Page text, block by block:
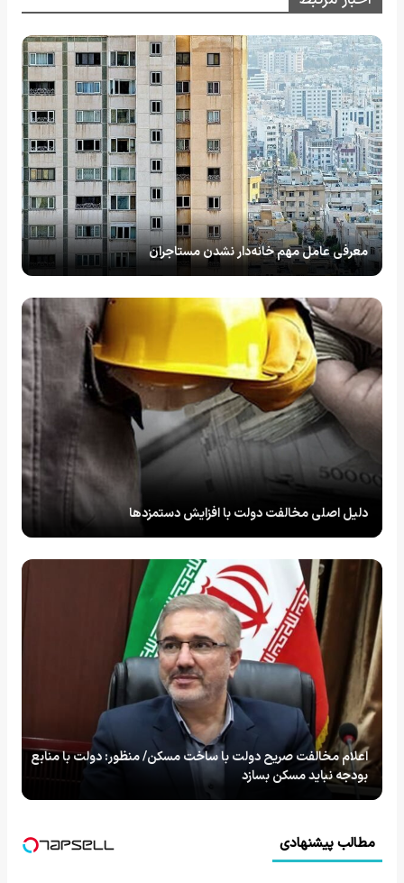
معرفی عامل مهم خانه‌دار نشدن مستاجران
دلیل اصلی مخالفت دولت با افزایش دستمزدها
اعلام مخالفت صریح دولت با ساخت مسکن/ منظور: دولت با منابع
بودجه نباید مسکن بسازد
مطالب پیشنهادی